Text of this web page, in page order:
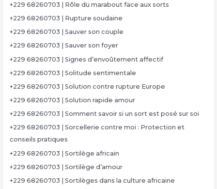
+229 68260703 | Rôle du marabout face aux sorts
+229 68260703 | Rupture soudaine
+229 68260703 | Sauver son couple
+229 68260703 | Sauver son foyer
+229 68260703 | Signes d’envoûtement affectif
+229 68260703 | Solitude sentimentale
+229 68260703 | Solution contre rupture Europe
+229 68260703 | Solution rapide amour
+229 68260703 | Somment savoir si un sort est posé sur soi
+229 68260703 | Sorcellerie contre moi : Protection et
conseils pratiques
+229 68260703 | Sortilège africain
+229 68260703 | Sortilège d’amour
+229 68260703 | Sortilèges dans la culture africaine